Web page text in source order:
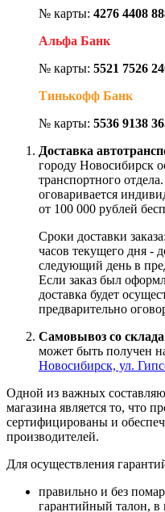
№ карты: 4276 4408
Альфа Банк
№ карты: 5521 7526
Тинькофф Банк
№ карты: 5536 9138
Доставка
городу Новосибирск
транспортного
оговаривается
от 100 000 рублей
Сроки доставки
часов текущего дня -
следующий день в
Если заказ был
доставка будет
предварительно
Самовывоз со склада
может быть получен
Новосибирск, ул.
Одной из важных
магазина является то, что
сертифицированы и
производителей.
Для осуществления
правильно и без
гарантийный талон,